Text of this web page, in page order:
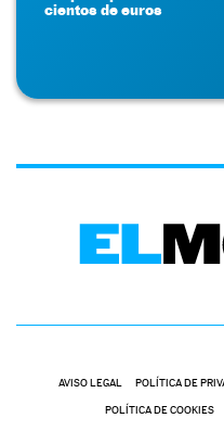
cientos de euros
AVISO LEGAL POLÍTICA DE
POLÍTICA DE COOKIES